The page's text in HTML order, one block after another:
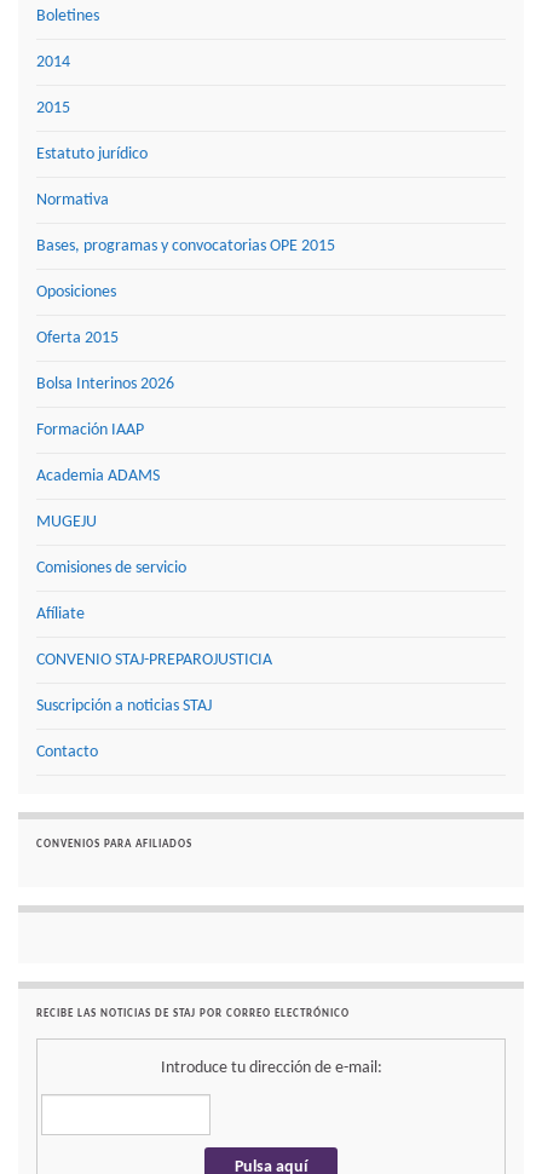
Boletines
2014
2015
Estatuto jurídico
Normativa
Bases, programas y convocatorias OPE 2015
Oposiciones
Oferta 2015
Bolsa Interinos 2026
Formación IAAP
Academia ADAMS
MUGEJU
Comisiones de servicio
Afíliate
CONVENIO STAJ-PREPAROJUSTICIA
Suscripción a noticias STAJ
Contacto
CONVENIOS PARA AFILIADOS
RECIBE LAS NOTICIAS DE STAJ POR CORREO ELECTRÓNICO
Introduce tu dirección de e-mail: